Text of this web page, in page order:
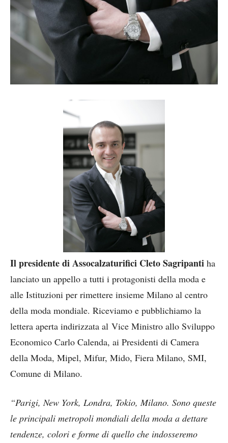
Il presidente di Assocalzaturifici Cleto Sagripanti ha
lanciato un appello a tutti i protagonisti della moda e
alle Istituzioni per rimettere insieme Milano al centro
della moda mondiale. Riceviamo e pubblichiamo la
lettera aperta indirizzata al Vice Ministro allo Sviluppo
Economico Carlo Calenda, ai Presidenti di Camera
della Moda, Mipel, Mifur, Mido, Fiera Milano, SMI,
Comune di Milano.
“Parigi, New York, Londra, Tokio, Milano. Sono queste
le principali metropoli mondiali della moda a dettare
tendenze, colori e forme di quello che indosseremo